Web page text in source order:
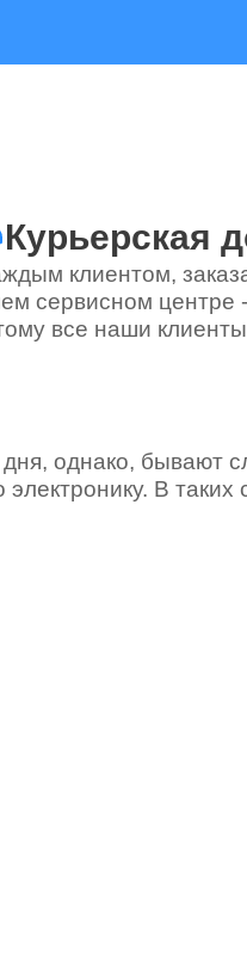
Курьерская
клиентом,
сервисном центре
все наши
однако, бывают
В